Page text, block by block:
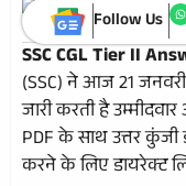
Follow Us
SSC CGL Tier II
(SSC) ने आज 21
जारी करती है
PDF के साथ उत्तर
करने के लिए डायरेक्ट